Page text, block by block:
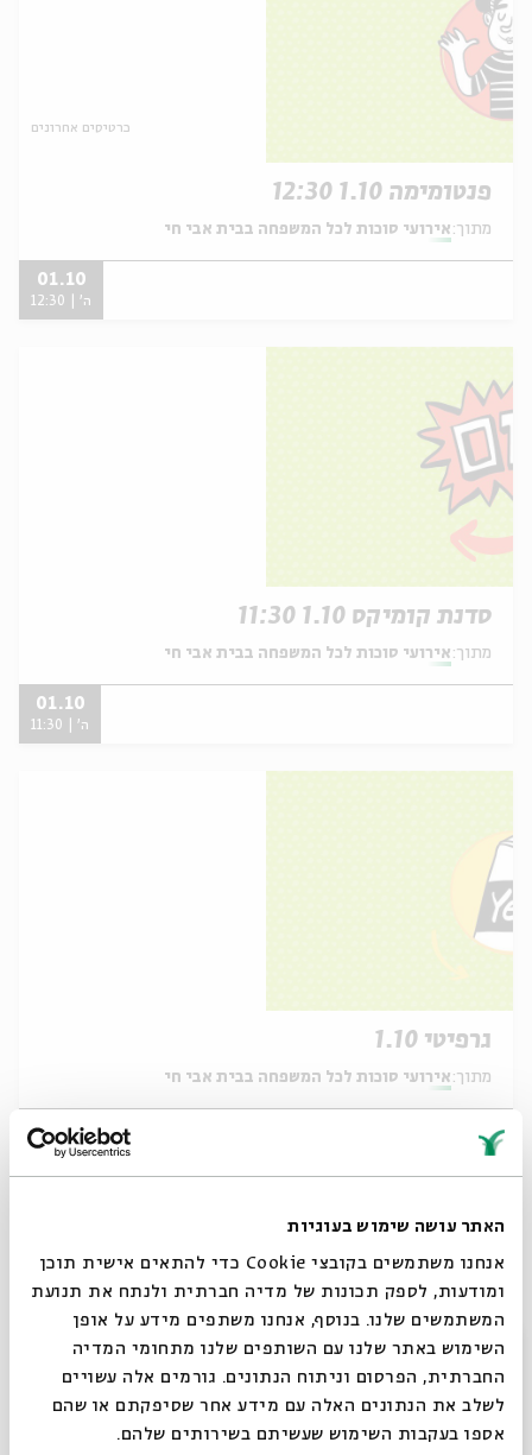
האתר עושה שימוש בעוגיות
אנחנו משתמשים בקובצי Cookie כדי להתאים אישית תוכן
ומודעות, לספק תכונות של מדיה חברתית ולנתח את תנועת
המשתמשים שלנו. בנוסף, אנחנו משתפים מידע על אופן
השימוש באתר שלנו עם השותפים שלנו מתחומי המדיה
החברתית, הפרסום וניתוח הנתונים. גורמים אלה עשויים
לשלב את הנתונים האלה עם מידע אחר שסיפקתם או שהם
אספו בעקבות השימוש שעשיתם בשירותים שלהם.
כרטיסים אחרונים
פנטומימה 1.10 12:30
מתוך: אירועי סוכות לכל המשפחה בבית אבי חי
01.10
ה' | 12:30
סדנת קומיקס 1.10 11:30
מתוך: אירועי סוכות לכל המשפחה בבית אבי חי
01.10
ה' | 11:30
גרפיטי 1.10
מתוך: אירועי סוכות לכל המשפחה בבית אבי חי
01.10
ה' | 11:00
כרטיסים אחרונים
סגור